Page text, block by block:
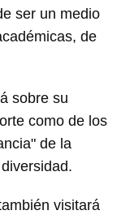
ser un medio
de
sobre su
como de los
de la
visitará